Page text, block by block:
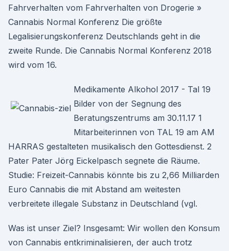
Fahrverhalten vom Fahrverhalten von Drogerie »
Cannabis Normal Konferenz Die größte
Legalisierungskonferenz Deutschlands geht in die
zweite Runde. Die Cannabis Normal Konferenz 2018
wird vom 16.
Medikamente Alkohol 2017 - Tal 19
Bilder von der Segnung des
Beratungszentrums am 30.11.17 1
Mitarbeiterinnen von TAL 19 am AM
HARRAS gestalteten musikalisch den Gottesdienst. 2
Pater Pater Jörg Eickelpasch segnete die Räume.
Studie: Freizeit-Cannabis könnte bis zu 2,66 Milliarden
Euro Cannabis die mit Abstand am weitesten
verbreitete illegale Substanz in Deutschland (vgl.
Was ist unser Ziel? Insgesamt: Wir wollen den Konsum
von Cannabis entkriminalisieren, der auch trotz